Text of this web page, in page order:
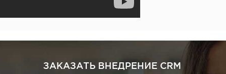
ЗАКАЗАТЬ ВНЕДРЕНИЕ CRM